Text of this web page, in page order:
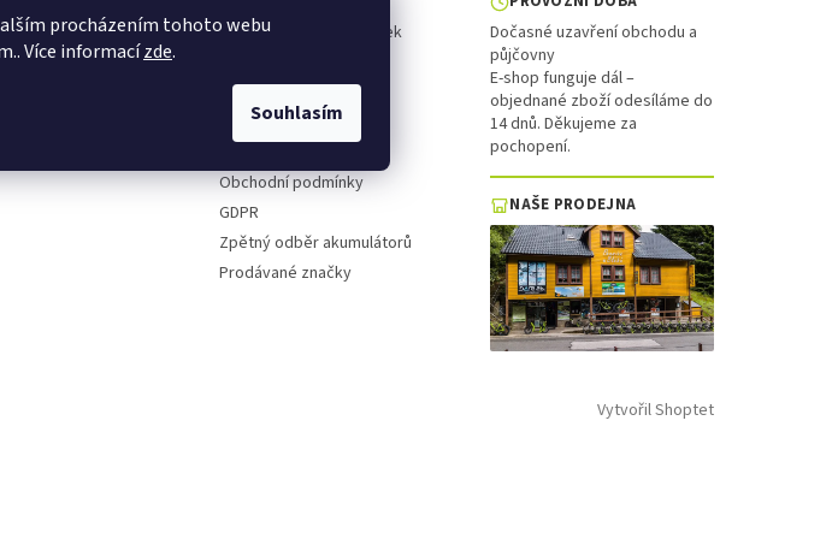
procházením tohoto webu
Více informacízde.
Souhlasím
Půjčovna kol a koloběžek
Kontakty
Doprava a platba
Obchodní podmínky
GDPR
Zpětný odběr akumulátorů
Prodávané značky
Dočasné uzavření obchodu a
půjčovny
E-shop funguje dál –
objednané zboží odesíláme do
14 dnů. Děkujeme za
pochopení.
NAŠE PRODEJNA
Vytvořil Shoptet